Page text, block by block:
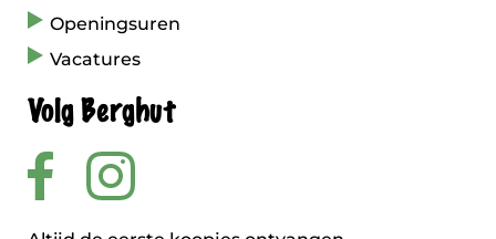
Openingsuren
Vacatures
Volg Berghut